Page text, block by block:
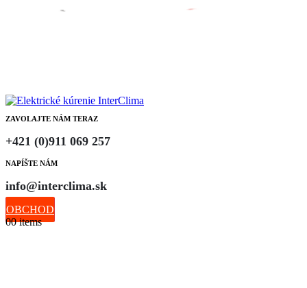
ZAVOLAJTE NÁM TERAZ
+421 (0)911 069 257
NAPÍŠTE NÁM
info@interclima.sk
OBCHOD
00 items